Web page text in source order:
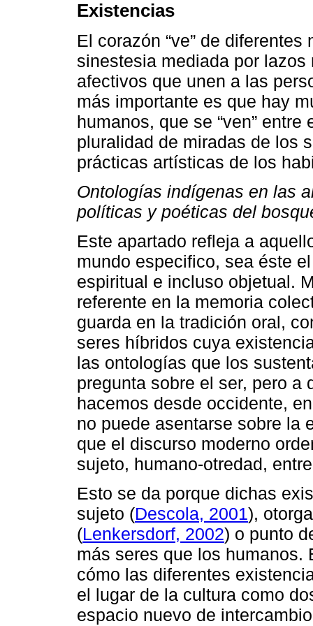
Existencias
El corazón “ve” de
sinestesia mediada por
afectivos que unen a las
más importante es que hay
humanos, que se “ven”
pluralidad de miradas de los
prácticas artísticas de los
Ontologías indígenas en las
políticas y poéticas del
Este apartado refleja a
mundo especifico, sea éste
espiritual e incluso objetual.
referente en la memoria
guarda en la tradición oral,
seres híbridos cuya
las ontologías que los
pregunta sobre el ser, pero a
hacemos desde occidente,
no puede asentarse sobre la
que el discurso moderno
sujeto, humano-otredad,
Esto se da porque dichas
sujeto (Descola, 2001),
(Lenkersdorf, 2002) o punto
más seres que los humanos.
cómo las diferentes
el lugar de la cultura como
espacio nuevo de